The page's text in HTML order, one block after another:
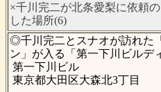
×千川完二が北条愛梨に依頼
した場所(6)
◎千川完二とスナオが訪れた
ン」が入る「第一下川ビルデ
第一下川ビル
東京都大田区大森北3丁目